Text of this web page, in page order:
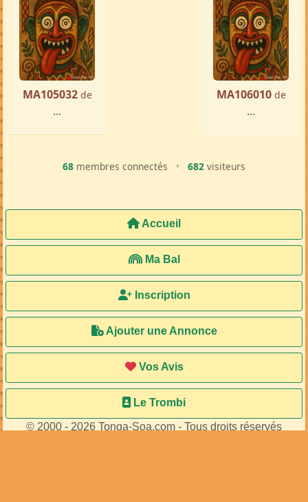
MA105032 de
...
MA106010 de
...
68 membres connectés • 682 visiteurs
Accueil
Ma Bal
Inscription
Ajouter une Annonce
Vos Avis
Le Trombi
© 2000 - 2026 Tonga-Soa.com - Tous droits réservés